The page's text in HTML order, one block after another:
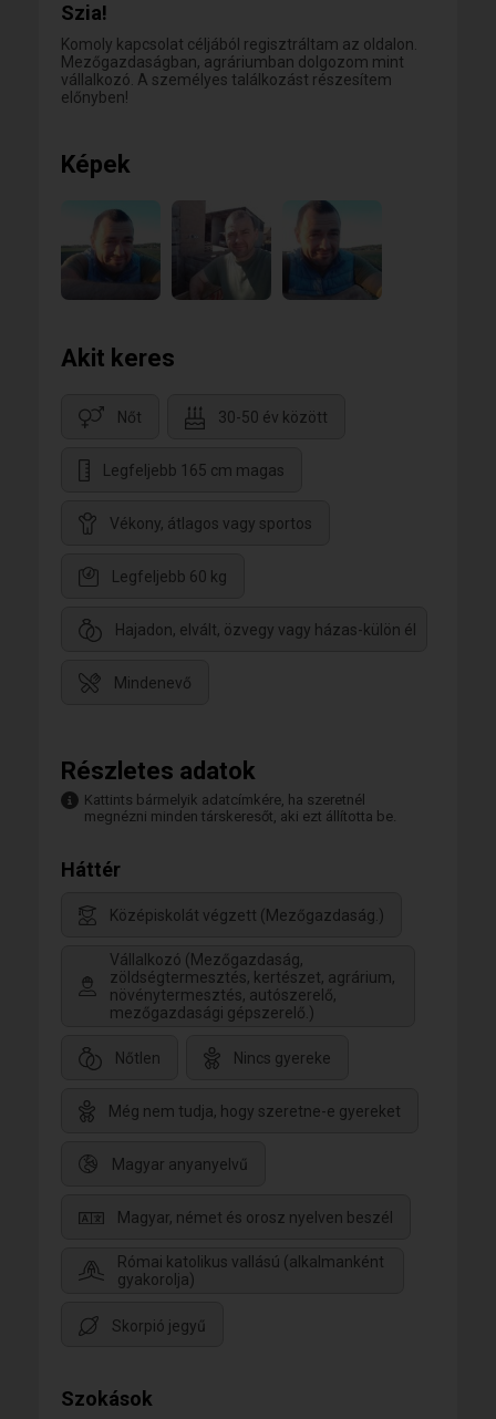
Szia!
Komoly kapcsolat céljából regisztráltam az oldalon.
Mezőgazdaságban, agráriumban dolgozom mint
vállalkozó. A személyes találkozást részesítem
előnyben!
Képek
Akit keres
Nőt 30-50 év között
Legfeljebb 165 cm magas
Vékony, átlagos vagy sportos
Legfeljebb 60 kg
Hajadon, elvált, özvegy vagy házas-külön él
Mindenevő
Részletes adatok
Kattints bármelyik adatcímkére, ha szeretnél
megnézni minden társkeresőt, aki ezt állította be.
Háttér
Középiskolát végzett (Mezőgazdaság.)
Vállalkozó (Mezőgazdaság,
zöldségtermesztés, kertészet, agrárium,
növénytermesztés, autószerelő,
mezőgazdasági gépszerelő.)
Nőtlen Nincs gyereke
Még nem tudja, hogy szeretne-e gyereket
Magyar anyanyelvű
Magyar, német és orosz nyelven beszél
Római katolikus vallású (alkalmanként
gyakorolja)
Skorpió jegyű
Szokások